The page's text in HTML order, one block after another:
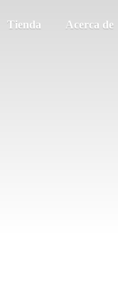
Tienda Acerca de